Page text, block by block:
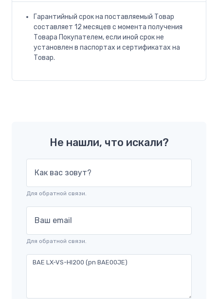
Гарантийный срок на поставляемый Товар
составляет 12 месяцев с момента получения
Товара Покупателем, если иной срок не
установлен в паспортах и сертификатах на
Товар.
Не нашли, что искали?
Как вас зовут?
Для обратной связи.
Ваш email
Для обратной связи.